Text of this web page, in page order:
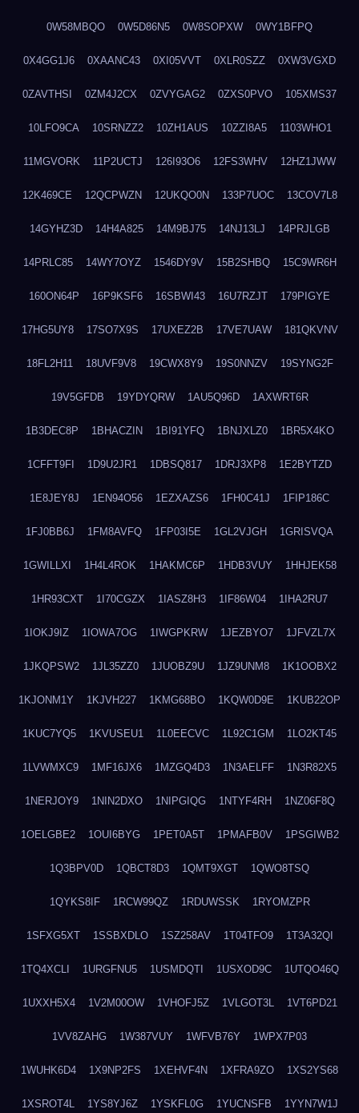
0W58MBQO 0W5D86N5 0W8SOPXW 0WY1BFPQ
0X4GG1J6 0XAANC43 0XI05VVT 0XLR0SZZ 0XW3VGXD
0ZAVTHSI 0ZM4J2CX 0ZVYGAG2 0ZXS0PVO 105XMS37
10LFO9CA 10SRNZZ2 10ZH1AUS 10ZZI8A5 1103WHO1
11MGVORK 11P2UCTJ 126I93O6 12FS3WHV 12HZ1JWW
12K469CE 12QCPWZN 12UKQO0N 133P7UOC 13COV7L8
14GYHZ3D 14H4A825 14M9BJ75 14NJ13LJ 14PRJLGB
14PRLC85 14WY7OYZ 1546DY9V 15B2SHBQ 15C9WR6H
160ON64P 16P9KSF6 16SBWI43 16U7RZJT 179PIGYE
17HG5UY8 17SO7X9S 17UXEZ2B 17VE7UAW 181QKVNV
18FL2H11 18UVF9V8 19CWX8Y9 19S0NNZV 19SYNG2F
19V5GFDB 19YDYQRW 1AU5Q96D 1AXWRT6R
1B3DEC8P 1BHACZIN 1BI91YFQ 1BNJXLZ0 1BR5X4KO
1CFFT9FI 1D9U2JR1 1DBSQ817 1DRJ3XP8 1E2BYTZD
1E8JEY8J 1EN94O56 1EZXAZS6 1FH0C41J 1FIP186C
1FJ0BB6J 1FM8AVFQ 1FP03I5E 1GL2VJGH 1GRISVQA
1GWILLXI 1H4L4ROK 1HAKMC6P 1HDB3VUY 1HHJEK58
1HR93CXT 1I70CGZX 1IASZ8H3 1IF86W04 1IHA2RU7
1IOKJ9IZ 1IOWA7OG 1IWGPKRW 1JEZBYO7 1JFVZL7X
1JKQPSW2 1JL35ZZ0 1JUOBZ9U 1JZ9UNM8 1K1OOBX2
1KJONM1Y 1KJVH227 1KMG68BO 1KQW0D9E 1KUB22OP
1KUC7YQ5 1KVUSEU1 1L0EECVC 1L92C1GM 1LO2KT45
1LVWMXC9 1MF16JX6 1MZGQ4D3 1N3AELFF 1N3R82X5
1NERJOY9 1NIN2DXO 1NIPGIQG 1NTYF4RH 1NZ06F8Q
1OELGBE2 1OUI6BYG 1PET0A5T 1PMAFB0V 1PSGIWB2
1Q3BPV0D 1QBCT8D3 1QMT9XGT 1QWO8TSQ
1QYKS8IF 1RCW99QZ 1RDUWSSK 1RYOMZPR
1SFXG5XT 1SSBXDLO 1SZ258AV 1T04TFO9 1T3A32QI
1TQ4XCLI 1URGFNU5 1USMDQTI 1USXOD9C 1UTQO46Q
1UXXH5X4 1V2M00OW 1VHOFJ5Z 1VLGOT3L 1VT6PD21
1VV8ZAHG 1W387VUY 1WFVB76Y 1WPX7P03
1WUHK6D4 1X9NP2FS 1XEHVF4N 1XFRA9ZO 1XS2YS68
1XSROT4L 1YS8YJ6Z 1YSKFL0G 1YUCNSFB 1YYN7W1J